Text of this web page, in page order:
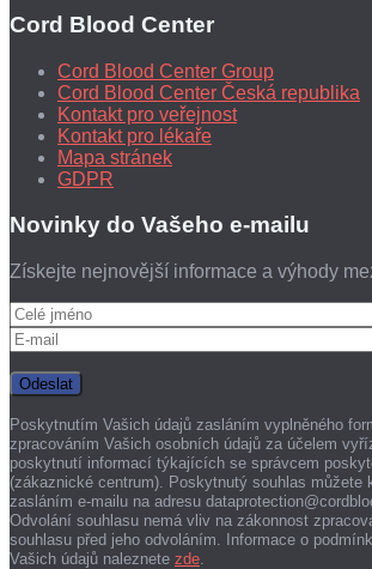
Cord Blood Center
Cord Blood Center Group
Cord Blood Center Česká republika
Kontakt pro veřejnost
Kontakt pro lékaře
Mapa stránek
GDPR
Novinky do Vašeho e-mailu
Získejte nejnovější informace a výhody
Poskytnutím Vašich údajů zasláním vyplněného
zpracováním Vašich osobních údajů za účelem
poskytnutí informací týkajících se správcem
(zákaznické centrum). Poskytnutý souhlas můžete
zasláním e-mailu na adresu
Odvolání souhlasu nemá vliv na zákonnost
souhlasu před jeho odvoláním. Informace o
Vašich údajů naleznete zde.